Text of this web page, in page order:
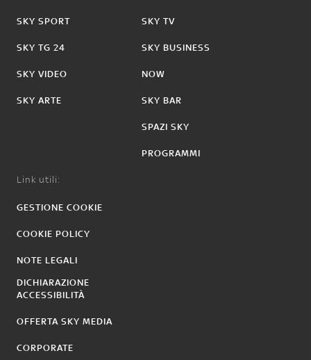
SKY SPORT
SKY TG 24
SKY VIDEO
SKY ARTE
SKY TV
SKY BUSINESS
NOW
SKY BAR
SPAZI SKY
PROGRAMMI
Link utili:
GESTIONE COOKIE
COOKIE POLICY
NOTE LEGALI
DICHIARAZIONE
ACCESSIBILITÀ
OFFERTA SKY MEDIA
CORPORATE